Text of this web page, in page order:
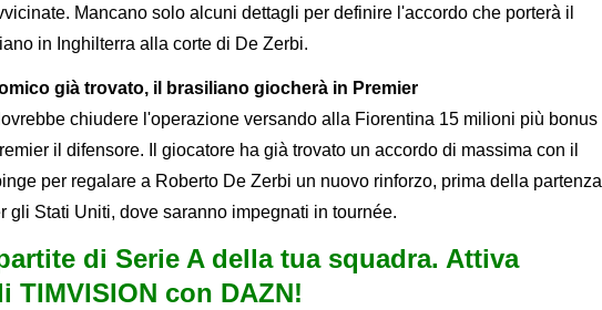
Mancano solo alcuni dettagli per definire l'accordo che porterà il
in Inghilterra alla corte di De Zerbi.
già trovato, il brasiliano giocherà in Premier
chiudere l'operazione versando alla Fiorentina 15 milioni più bonus
il difensore. Il giocatore ha già trovato un accordo di massima con il
per regalare a Roberto De Zerbi un nuovo rinforzo, prima della partenza
gli Stati Uniti, dove saranno impegnati in tournée.
di Serie A della tua squadra. Attiva
TIMVISION con DAZN!